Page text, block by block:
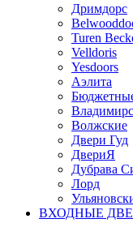
Дримдорс
Turen
Velldoris
Yesdoors
Аэлита
Волжские
Двери Гуд
ДвериЯ
Дубрава
Лорд
ВХОДНЫЕ